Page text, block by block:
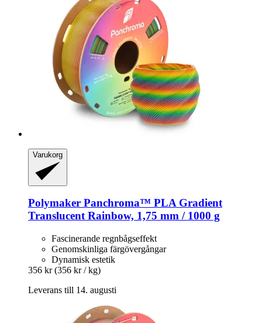
Varukorg
Polymaker Panchroma™ PLA Gradient
Translucent Rainbow, 1,75 mm / 1000 g
Fascinerande regnbågseffekt
Genomskinliga färgövergångar
Dynamisk estetik
356 kr (356 kr / kg)
Leverans till 14. augusti